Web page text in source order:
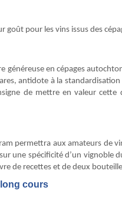
goût pour les vins issus des
généreuse en cépages
antidote à la
de mettre en valeur
permettra aux amateurs de
une spécificité d’un vignoble
de recettes et de deux
cours